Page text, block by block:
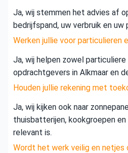
Ja, wij stemmen het advies af
bedrijfspand, uw verbruik en uw
Werken jullie voor particulieren
Ja, wij helpen zowel
opdrachtgevers in Alkmaar en
Houden jullie rekening met
Ja, wij kijken ook naar
thuisbatterijen, kookgroepen
relevant is.
Wordt het werk veilig en netjes